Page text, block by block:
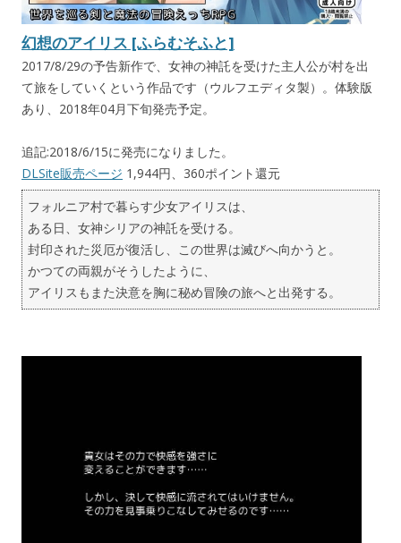
幻想のアイリス [ふらむそふと]
2017/8/29の予告新作で、女神の神託を受けた主人公が村を出
て旅をしていくという作品です（ウルフエディタ製）。体験版
あり、2018年04月下旬発売予定。
追記:2018/6/15に発売になりました。
DLSite販売ページ 1,944円、360ポイント還元
フォルニア村で暮らす少女アイリスは、
ある日、女神シリアの神託を受ける。
封印された災厄が復活し、この世界は滅びへ向かうと。
かつての両親がそうしたように、
アイリスもまた決意を胸に秘め冒険の旅へと出発する。